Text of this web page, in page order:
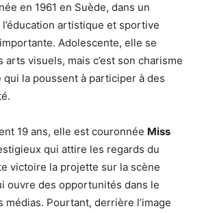
en 1961 en Suède, dans un
artistique et sportive
Adolescente, elle se
arts visuels, mais c’est son charisme
qui la poussent à participer à des
19 ans, elle est couronnée Miss
qui attire les regards du
victoire la projette sur la scène
ouvre des opportunités dans le
médias. Pourtant, derrière l’image